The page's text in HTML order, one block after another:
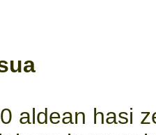
aldean hasi